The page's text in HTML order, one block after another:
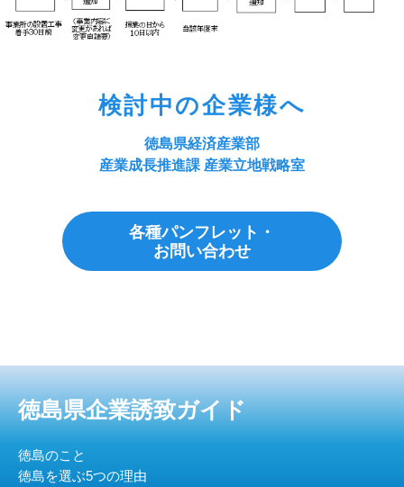
検討中の企業様へ
徳島県経済産業部
産業成長推進課 産業立地戦略室
各種パンフレット・
お問い合わせ
徳島県企業誘致ガイド
徳島のこと
徳島を選ぶ5つの理由